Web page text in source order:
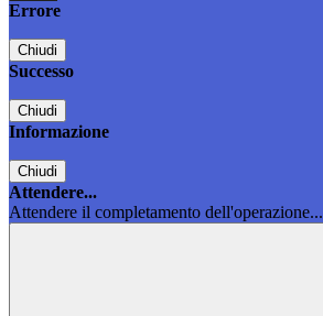
Errore
Chiudi
Successo
Chiudi
Informazione
Chiudi
Attendere...
Attendere il completamento dell'operazione...